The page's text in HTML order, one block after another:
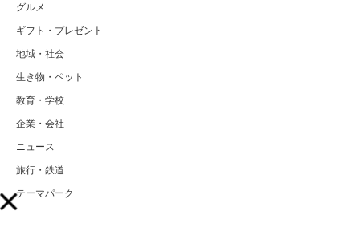
グルメ
ギフト・プレゼント
地域・社会
生き物・ペット
教育・学校
企業・会社
ニュース
旅行・鉄道
テーマパーク